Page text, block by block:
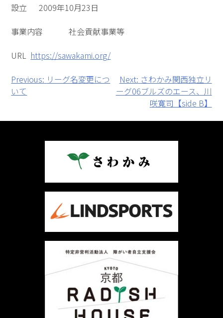
設立 2009年10月23日
事業内容 社会貢献事業等
URL https://sawakami.org/
投
稿
ナ
Previous: リーグ名変更につ
いて
Next: さわかみ関西独立リ
ーグ06ブルズのエース、川
咲寛司【side B】